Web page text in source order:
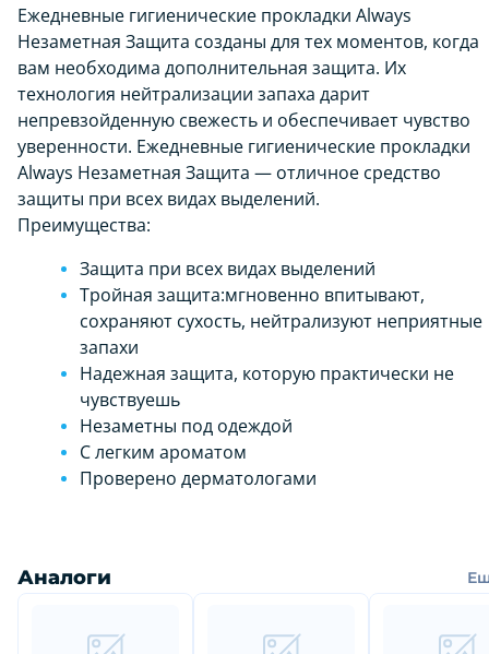
Ежедневные гигиенические прокладки Always
Незаметная Защита созданы для тех моментов, когда
вам необходима дополнительная защита. Их
технология нейтрализации запаха дарит
непревзойденную свежесть и обеспечивает чувство
уверенности. Ежедневные гигиенические прокладки
Always Незаметная Защита — отличное средство
защиты при всех видах выделений.
Преимущества:
Защита при всех видах выделений
Тройная защита:мгновенно впитывают,
сохраняют сухость, нейтрализуют неприятные
запахи
Надежная защита, которую практически не
чувствуешь
Незаметны под одеждой
С легким ароматом
Проверено дерматологами
Аналоги